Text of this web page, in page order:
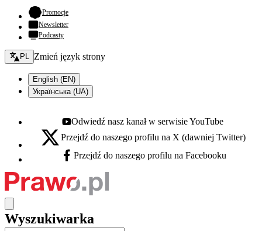
Promocje- otwiera się w nowej karcie
Newsletter
Podcasty
Zmień język - bieżący:
PL Zmień język strony
English (EN)
Українська (UA)
Youtube - otwiera się w nowej karcie
Odwiedź nasz kanał w serwisie YouTube
X - otwiera się w nowej karcie
Przejdź do naszego profilu na X (dawniej Twitter)
Facebook - otwiera się w nowej karcie
Przejdź do naszego profilu na Facebooku
Wyszukiwarka